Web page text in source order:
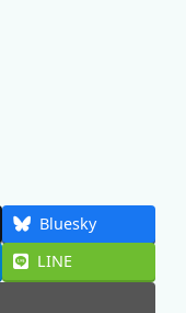
Bluesky
LINE